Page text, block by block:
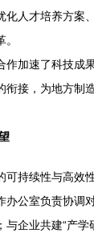
化人才培养方案
作加速了科技成
衔接，为地方制
可持续性与高效
办公室负责协调
企业共建“产学